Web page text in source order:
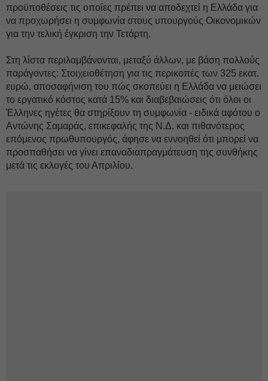
προϋποθέσεις τις οποίες πρέπει να αποδεχτεί η Ελλάδα για
να προχωρήσει η συμφωνία στους υπουργούς Οικονομικών
για την τελική έγκριση την Τετάρτη.
Στη λίστα περιλαμβάνονται, μεταξύ άλλων, με βάση πολλούς
παράγοντες: Στοιχειοθέτηση για τις περικοπές των 325 εκατ.
ευρώ, αποσαφήνιση του πώς σκοπεύει η Ελλάδα να μειώσει
το εργατικό κόστος κατά 15% και διαβεβαιώσεις ότι όλοι οι
Έλληνες ηγέτες θα στηρίξουν τη συμφωνία - ειδικά αφότου ο
Αντώνης Σαμαράς, επικεφαλής της Ν.Δ. και πιθανότερος
επόμενος πρωθυπουργός, άφησε να εννοηθεί ότι μπορεί να
προσπαθήσει να γίνει επαναδιαπραγμάτευση της συνθήκης
μετά τις εκλογές του Απριλίου.